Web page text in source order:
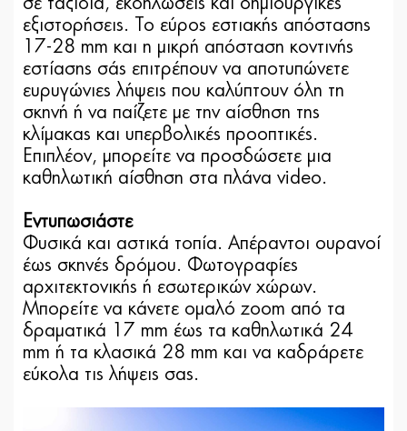
εξιστορήσεις. Το εύρος εστιακής απόστασης
17-28 mm και η μικρή απόσταση κοντινής
εστίασης σάς επιτρέπουν να αποτυπώνετε
ευρυγώνιες λήψεις που καλύπτουν όλη τη
σκηνή ή να παίζετε με την αίσθηση της
κλίμακας και υπερβολικές προοπτικές.
Επιπλέον, μπορείτε να προσδώσετε μια
καθηλωτική αίσθηση στα πλάνα video.
Εντυπωσιάστε
Φυσικά και αστικά τοπία. Απέραντοι ουρανοί
έως σκηνές δρόμου. Φωτογραφίες
αρχιτεκτονικής ή εσωτερικών χώρων.
Μπορείτε να κάνετε ομαλό zoom από τα
δραματικά 17 mm έως τα καθηλωτικά 24
mm ή τα κλασικά 28 mm και να καδράρετε
εύκολα τις λήψεις σας.